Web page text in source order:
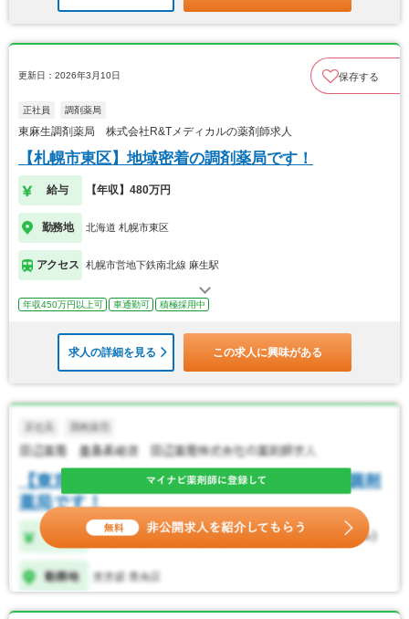
更新日：2026年3月10日 保存する
正社員 調剤薬局
東麻生調剤薬局 株式会社R&Tメディカルの薬剤師求人
【札幌市東区】地域密着の調剤薬局です！
給与 【年収】480万円
勤務地 北海道 札幌市東区
アクセス 札幌市営地下鉄南北線 麻生駅
年収450万円以上可 車通勤可 積極採用中
求人の詳細を見る この求人に興味がある